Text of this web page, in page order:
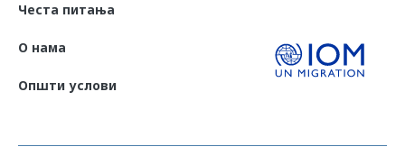
Честа питања
О нама
Општи услови